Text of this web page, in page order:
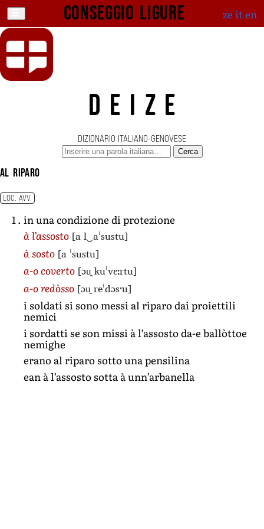
Conseggio ligure ze iten
DEIZE
DIZIONARIO ITALIANO-GENOVESE
Cerca
al riparo
LOC. AVV.
in una condizione di protezione
à l’assosto [a l‿aˈsustu]
à sosto [a ˈsustu]
a-o coverto [ɔu̯ kuˈvɛːrtu]
a-o redòsso [ɔu̯ reˈdɔsˑu]
i soldati si sono messi al riparo dai proiettili
nemici
i sordatti se son missi à l’assosto da-e ballòttoe
nemighe
erano al riparo sotto una pensilina
ean à l’assosto sotta à unn’arbanella